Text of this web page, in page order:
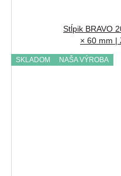
Stĺpik BRAVO
× 60 mm |
SKLADOM NAŠA VÝROBA